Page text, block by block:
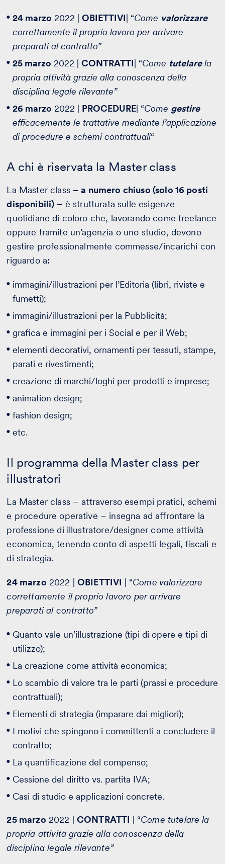
24 marzo 2022 |OBIETTIVI | “Come valorizzare
correttamente il proprio lavoro per arrivare
preparati al contratto”
25 marzo 2022 |CONTRATTI | “Come tutelarela
propria attività grazie alla conoscenza della
disciplina legale rilevante”
26 marzo 2022 | PROCEDURE | “Come gestire
efficacemente le trattative mediante l’applicazione
di procedure e schemi contrattuali“
A chi è riservata la Master class
La Master class – a numero chiuso (solo 16 posti
disponibili) – è strutturata sulle esigenze
quotidiane di coloro che, lavorando come freelance
oppure tramite un’agenzia o uno studio, devono
gestire professionalmente commesse/incarichi con
riguardo a:
immagini/illustrazioni per l’Editoria (libri, riviste e
fumetti);
immagini/illustrazioni per la Pubblicità;
grafica e immagini per i Social e per il Web;
elementi decorativi, ornamenti per tessuti, stampe,
parati e rivestimenti;
creazione di marchi/loghi per prodotti e imprese;
animation design;
fashion design;
etc.
Il programma della Master class per
illustratori
La Master class – attraverso esempi pratici, schemi
e procedure operative – insegna ad affrontare la
professione di illustratore/designer come attività
economica, tenendo conto di aspetti legali, fiscali e
di strategia.
24 marzo 2022 | OBIETTIVI | “Come valorizzare
correttamente il proprio lavoro per arrivare
preparati al contratto”
Quanto vale un’illustrazione (tipi di opere e tipi di
utilizzo);
La creazione come attività economica;
Lo scambio di valore tra le parti (prassi e procedure
contrattuali);
Elementi di strategia (imparare dai migliori);
I motivi che spingono i committenti a concludere il
contratto;
La quantificazione del compenso;
Cessione del diritto vs. partita IVA;
Casi di studio e applicazioni concrete.
25 marzo 2022 | CONTRATTI | “Come tutelare la
propria attività grazie alla conoscenza della
disciplina legale rilevante”